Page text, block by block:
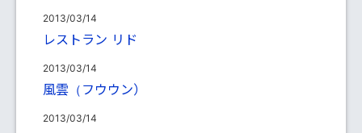
2013/03/14
レストラン リド
2013/03/14
風雲（フウウン）
2013/03/14